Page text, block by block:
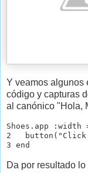
Y veamos algunos
código y capturas
al canónico "Hola,
Shoes.app :width
2
3 end
Da por resultado